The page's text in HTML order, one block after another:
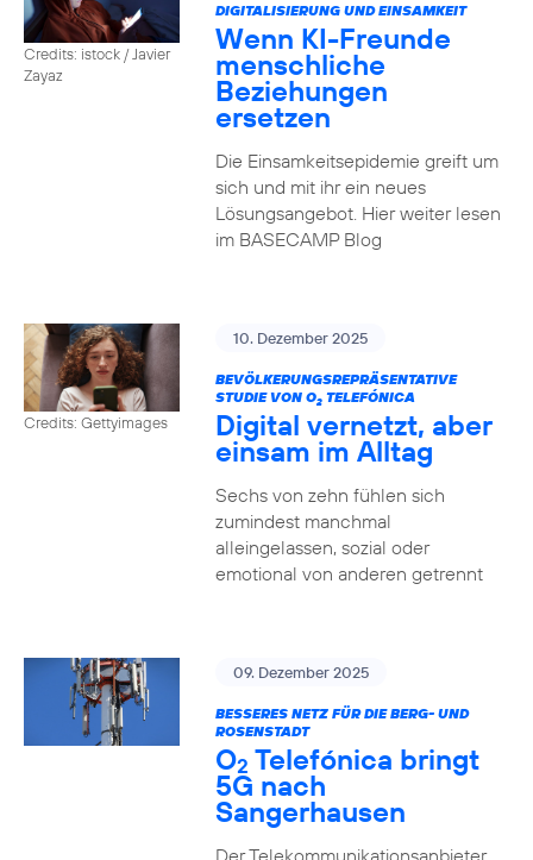
Credits: istock / Javier
Zayaz
DIGITALISIERUNG UND EINSAMKEIT
Wenn KI-Freunde
menschliche
Beziehungen
ersetzen
Die Einsamkeitsepidemie greift um
sich und mit ihr ein neues
Lösungsangebot. Hier weiter lesen
im BASECAMP Blog
Credits: Gettyimages
10. Dezember 2025
BEVÖLKERUNGSREPRÄSENTATIVE
STUDIE VON O2TELEFÓNICA
Digital vernetzt, aber
einsam im Alltag
Sechs von zehn fühlen sich
zumindest manchmal
alleingelassen, sozial oder
emotional von anderen getrennt
09. Dezember 2025
BESSERES NETZ FÜR DIE BERG- UND
ROSENSTADT
O2 Telefónica bringt
5G nach
Sangerhausen
Der Telekommunikationsanbieter